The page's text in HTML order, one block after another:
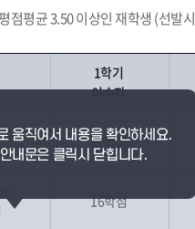
점평균 3.50 이상인 재학생 (선발
1학기
이수자
번
17학점
16학점